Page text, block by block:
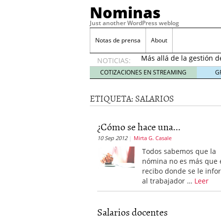
Nominas
Just another WordPress weblog
Notas de prensa About
NOTICIAS:
Desempleo Colombia
Una digitalización
en el sector financiero
¿Cómo afectó el
Consejos para el
Más allá de la gestión
COTIZACIONES EN STREAMING
ETIQUETA: SALARIOS
¿Cómo se hace una...
10 Sep 2012 Mirta G. Casale
Todos sabemos que la
nómina no es más que
recibo donde se le
al trabajador … Leer
Salarios docentes